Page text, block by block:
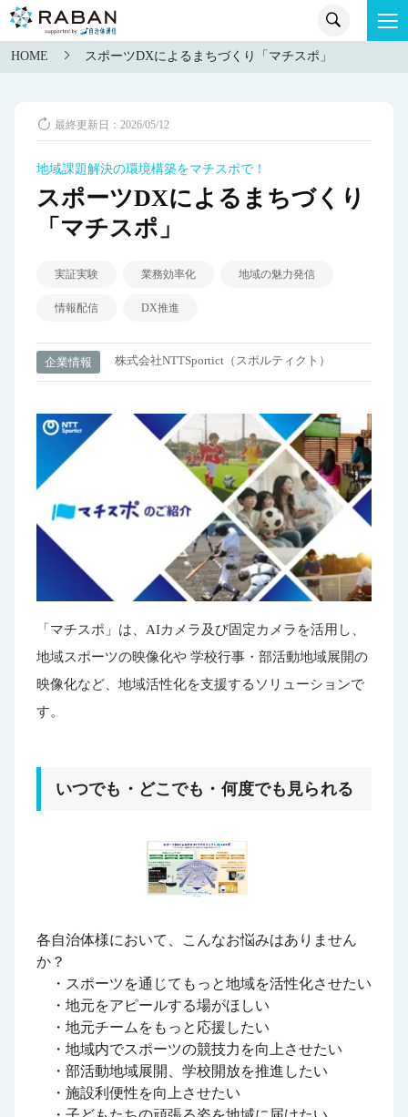
HOME スポーツDXによるまちづくり「マチスポ」
最終更新日：2026/05/12
地域課題解決の環境構築をマチスポで！
スポーツDXによるまちづくり
「マチスポ」
実証実験 業務効率化 地域の魅力発信
情報配信 DX推進
企業情報 株式会社NTTSportict（スポルティクト）
「マチスポ」は、AIカメラ及び固定カメラを活用し、
地域スポーツの映像化や 学校行事・部活動地域展開の
映像化など、地域活性化を支援するソリューションで
す。
いつでも・どこでも・何度でも見られる
各自治体様において、こんなお悩みはありません
か？
・スポーツを通じてもっと地域を活性化させたい
・地元をアピールする場がほしい
・地元チームをもっと応援したい
・地域内でスポーツの競技力を向上させたい
・部活動地域展開、学校開放を推進したい
・施設利便性を向上させたい